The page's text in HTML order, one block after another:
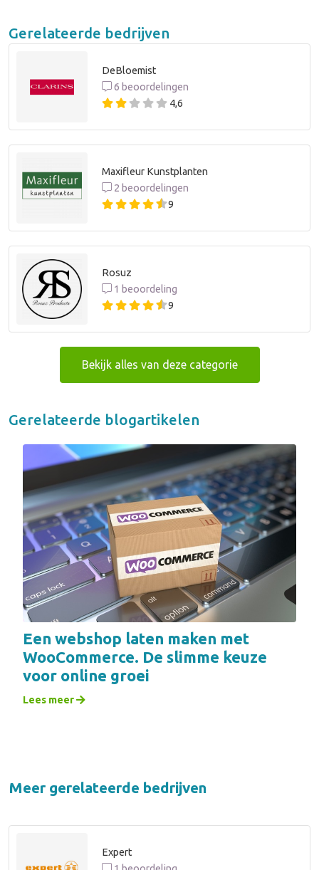
Gerelateerde bedrijven
DeBloemist
6 beoordelingen
4,6
Maxifleur Kunstplanten
2 beoordelingen
9
Rosuz
1 beoordeling
9
Bekijk alles van deze categorie
Gerelateerde blogartikelen
Een webshop laten maken met
WooCommerce. De slimme keuze
voor online groei
Lees meer
Meer gerelateerde bedrijven
Expert